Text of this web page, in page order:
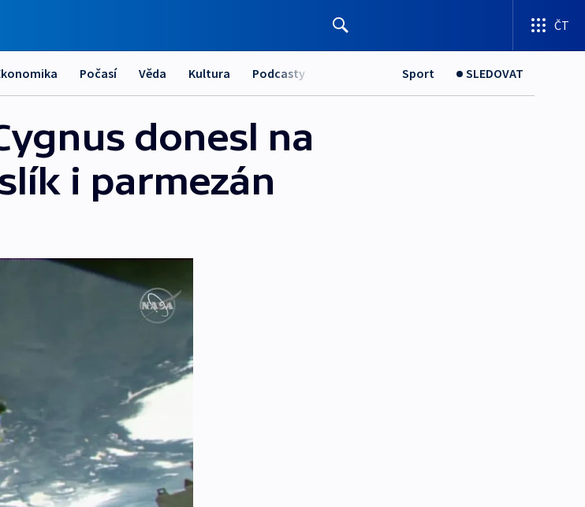
ČT
Počasí Věda Kultura Podcasty Sport SLEDOVAT
donesl na
i parmezán